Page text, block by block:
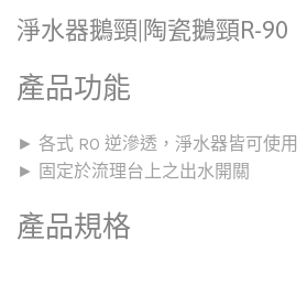
淨水器鵝頸|陶瓷鵝頸R-90
產品功能
► 各式 RO 逆滲透，淨水器皆可使用
► 固定於流理台上之出水開關
產品規格